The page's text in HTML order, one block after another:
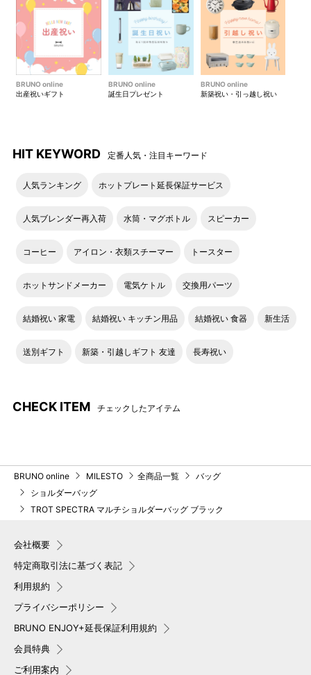
ドットボタンにはMILESTOの
ロゴ入り
ファスナー先のドットボタン
を外して、小物を付けられる
ループに！
みの長さに調節してお使いい
外しが可能です。
ストラップを背面のポケット
として使用しても◎。
生地と同系色のミレストのロ
軽量でありながら強靭なエン
「SPECTRA®」を織り込んだ
表面には撥水加工、裏面には
さらに向上させています。
BRUNO online
出産祝いギフト
BRUNO online
誕生日プレゼント
BRUNO online
新築祝い・引っ越し祝い
HIT KEYWORD 定番人気・注目キーワード
人気ランキング ホットプレート延長保証サービス
人気ブレンダー再入荷 水筒・マグボトル スピーカー
コーヒー アイロン・衣類スチーマー トースター
ホットサンドメーカー 電気ケトル 交換用パーツ
結婚祝い 家電 結婚祝い キッチン用品 結婚祝い 食器 新生活
送別ギフト 新築・引越しギフト 友達 長寿祝い
CHECK ITEM チェックしたアイテム
BRUNO online MILESTO 全商品一覧
バッグ
ショルダーバッグ
TROT SPECTRA マルチショルダーバッグ ブラック
会社概要
特定商取引法に基づく表記
利用規約
プライバシーポリシー
BRUNO ENJOY+延長保証利用規約
会員特典
ご利用案内